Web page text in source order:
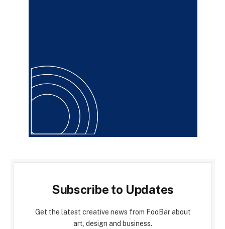
Subscribe to Updates
Get the latest creative news from FooBar about
art, design and business.